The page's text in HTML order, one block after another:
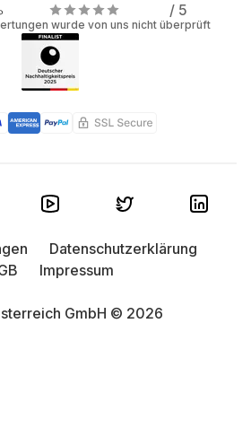
/ 5
wurde von uns nicht überprüft
GmbH © 2026
Datenschutzerklärung
Impressum